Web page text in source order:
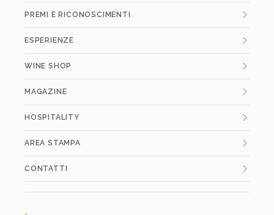
PREMI E RICONOSCIMENTI
ESPERIENZE
WINE SHOP
MAGAZINE
HOSPITALITY
AREA STAMPA
CONTATTI